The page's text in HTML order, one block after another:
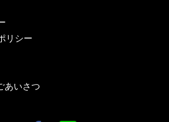
リシー
あいさつ